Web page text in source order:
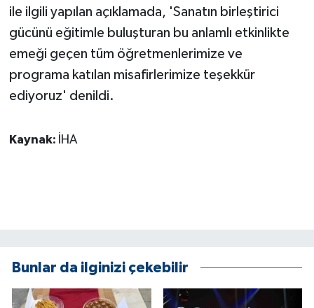
ile ilgili yapılan açıklamada, 'Sanatın birleştirici
gücünü eğitimle buluşturan bu anlamlı etkinlikte
emeği geçen tüm öğretmenlerimize ve
programa katılan misafirlerimize teşekkür
ediyoruz' denildi.
Kaynak: İHA
Bunlar da ilginizi çekebilir
Otomobil
POLİTİKA
Sağlık
SİYASET
ÜLKE GÜNDEMİ